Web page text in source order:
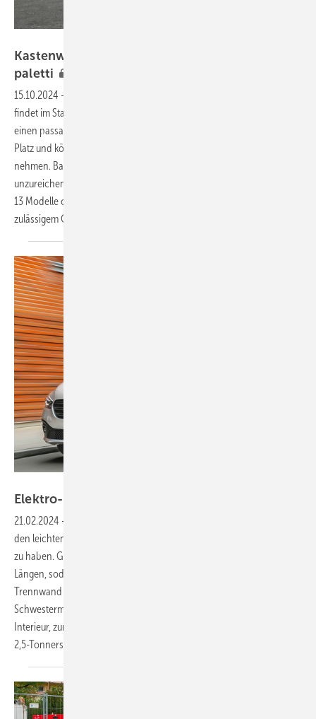
Ka stenwagen in der Marktübersicht: Fast alles
paletti
15.10.2024 -
findet im Stadtlieferwagen einen guten Begleiter, um in der Region
einen passablen Job zu machen. Zwei Europaletten finden allemal
Platz und könnten eine Nutzlast von meist 600 kg oder mehr an Bord
nehmen. Basisausstattungen für den Frachtraum bieten jedoch oft nur
unzureichende Verkleidungen oder Fixpunkte zur Ladungssicherung.
13 Modelle charakterisieren diese Kastenwagen mit max. 2,4 t an
zulässigemGesamtgewicht.
Elektro-Kapitel Nr. 3
21.02.2024 -
den leichten Nutzfahrzeugen von Mercedes-Benz mit Elektroantrieb
zu haben. Grundsätzlich gibt es den Lieferwagen eCitan in zwei
Längen, sodass sich ein Laderaum von 2,9 bzw. 3,7 m
Trennwand nutzen lässt. Gegenüber dem französischen
Schwestermodell sind zum einen das optional wertig wirkende
Interieur, zum anderen der besondere Orientierungssinn des max.
2,5-Tonners